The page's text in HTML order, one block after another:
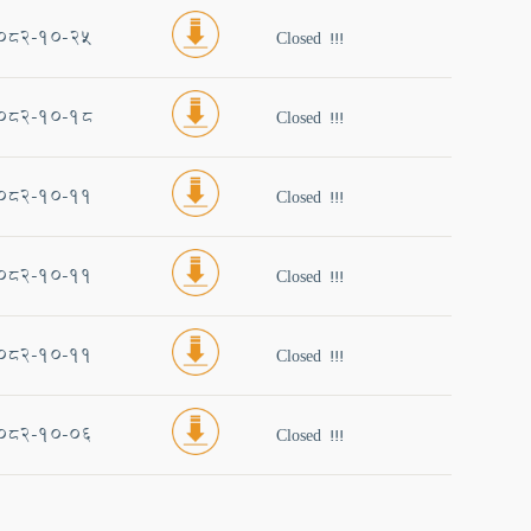
10-25 Closed !!!
10-18 Closed !!!
10-11 Closed !!!
10-11 Closed !!!
10-11 Closed !!!
10-06 Closed !!!